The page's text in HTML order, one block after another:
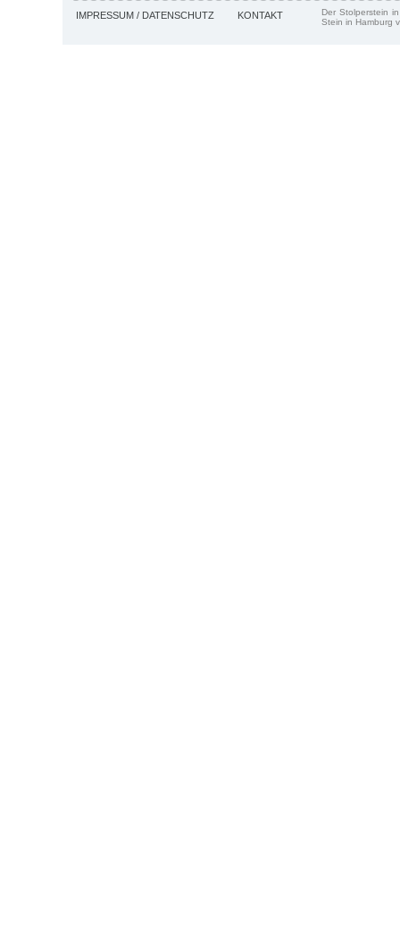
IMPRESSUM / DATENSCHUTZ KONTAKT
Der Stolperstein
Stein in Hamburg